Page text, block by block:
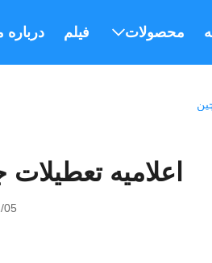
محصولات فیلم درباره
اعلامیه
05